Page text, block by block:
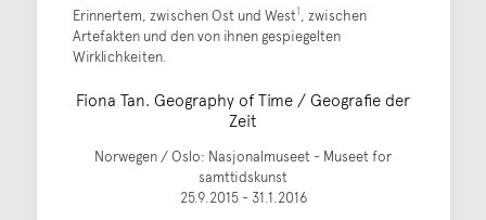
Erinnertem, zwischen Ost und West1, zwischen
Artefakten und den von ihnen gespiegelten
Wirklichkeiten.
Fiona Tan. Geography of Time / Geografie der
Zeit
Norwegen / Oslo: Nasjonalmuseet - Museet for
samttidskunst
25.9.2015 - 31.1.2016